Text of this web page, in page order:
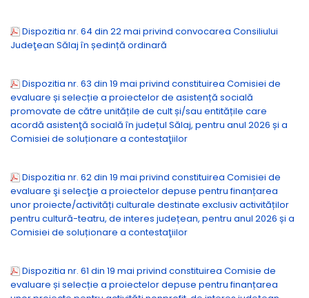
Dispozitia nr. 64 din 22 mai privind convocarea Consiliului
Judeţean Sălaj în ședință ordinară
Dispozitia nr. 63 din 19 mai privind constituirea Comisiei de
evaluare și selecție a proiectelor de asistență socială
promovate de către unitățile de cult și/sau entitățile care
acordă asistenţă socială în județul Sălaj, pentru anul 2026 și a
Comisiei de soluționare a contestaţiilor
Dispozitia nr. 62 din 19 mai privind constituirea Comisiei de
evaluare şi selecţie a proiectelor depuse pentru finanțarea
unor proiecte/activități culturale destinate exclusiv activităților
pentru cultură-teatru, de interes județean, pentru anul 2026 și a
Comisiei de soluționare a contestaţiilor
Dispozitia nr. 61 din 19 mai privind constituirea Comisie de
evaluare și selecție a proiectelor depuse pentru finanțarea